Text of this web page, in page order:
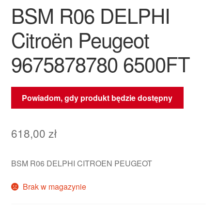
Zasady i warunki
BSM R06 DELPHI
Citroën Peugeot
9675878780 6500FT
Powiadom, gdy produkt będzie dostępny
618,00 zł
BSM R06 DELPHI CITROEN PEUGEOT
Brak w magazynie